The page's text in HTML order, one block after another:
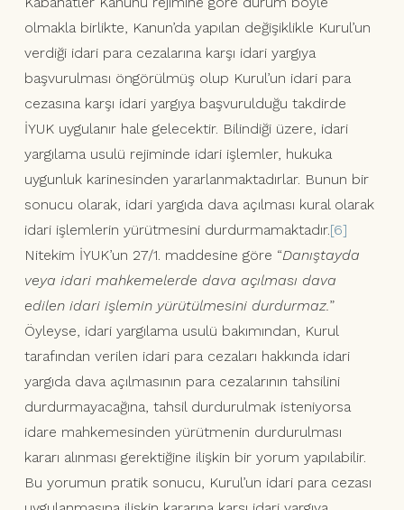
olmakla birlikte, Kanun’da yapılan değişiklikle Kurul’un
verdiği idari para cezalarına karşı idari yargıya
başvurulması öngörülmüş olup Kurul’un idari para
cezasına karşı idari yargıya başvurulduğu takdirde
İYUK uygulanır hale gelecektir. Bilindiği üzere, idari
yargılama usulü rejiminde idari işlemler, hukuka
uygunluk karinesinden yararlanmaktadırlar. Bunun bir
sonucu olarak, idari yargıda dava açılması kural olarak
idari işlemlerin yürütmesini durdurmamaktadır.[6]
Nitekim İYUK’un 27/1. maddesine göre “Danıştayda
veya idari mahkemelerde dava açılması dava
edilen idari işlemin yürütülmesini durdurmaz.”
Öyleyse, idari yargılama usulü bakımından, Kurul
tarafından verilen idari para cezaları hakkında idari
yargıda dava açılmasının para cezalarının tahsilini
durdurmayacağına, tahsil durdurulmak isteniyorsa
idare mahkemesinden yürütmenin durdurulması
kararı alınması gerektiğine ilişkin bir yorum yapılabilir.
Bu yorumun pratik sonucu, Kurul’un idari para cezası